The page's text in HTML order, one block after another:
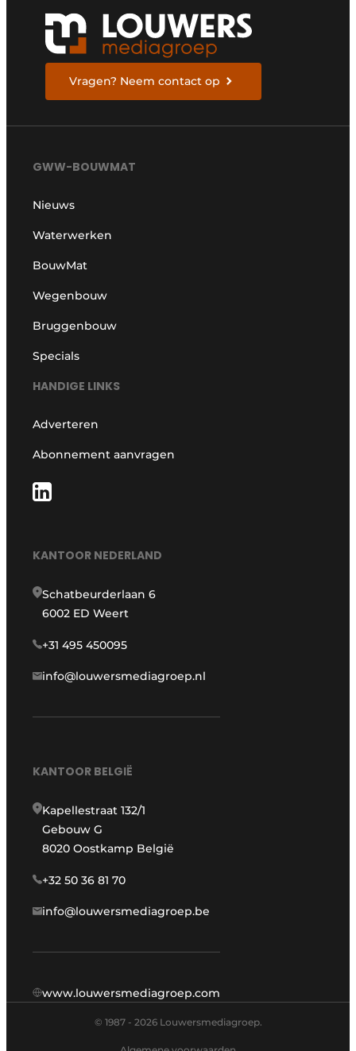
Vragen? Neem contact op
GWW-BOUWMAT
Nieuws
Waterwerken
BouwMat
Wegenbouw
Bruggenbouw
Specials
HANDIGE LINKS
Adverteren
Abonnement aanvragen
KANTOOR NEDERLAND
Schatbeurderlaan 6
6002 ED Weert
+31 495 450095
info@louwersmediagroep.nl
KANTOOR BELGIË
Kapellestraat 132/1
Gebouw G
8020 Oostkamp België
+32 50 36 81 70
info@louwersmediagroep.be
www.louwersmediagroep.com
© 1987 - 2026 Louwersmediagroep.